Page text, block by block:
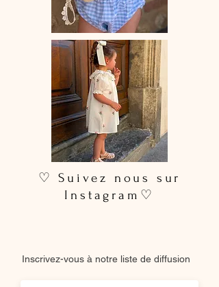
♡ Suivez nous sur
Instagram♡
Inscrivez-vous à notre liste de diffusion